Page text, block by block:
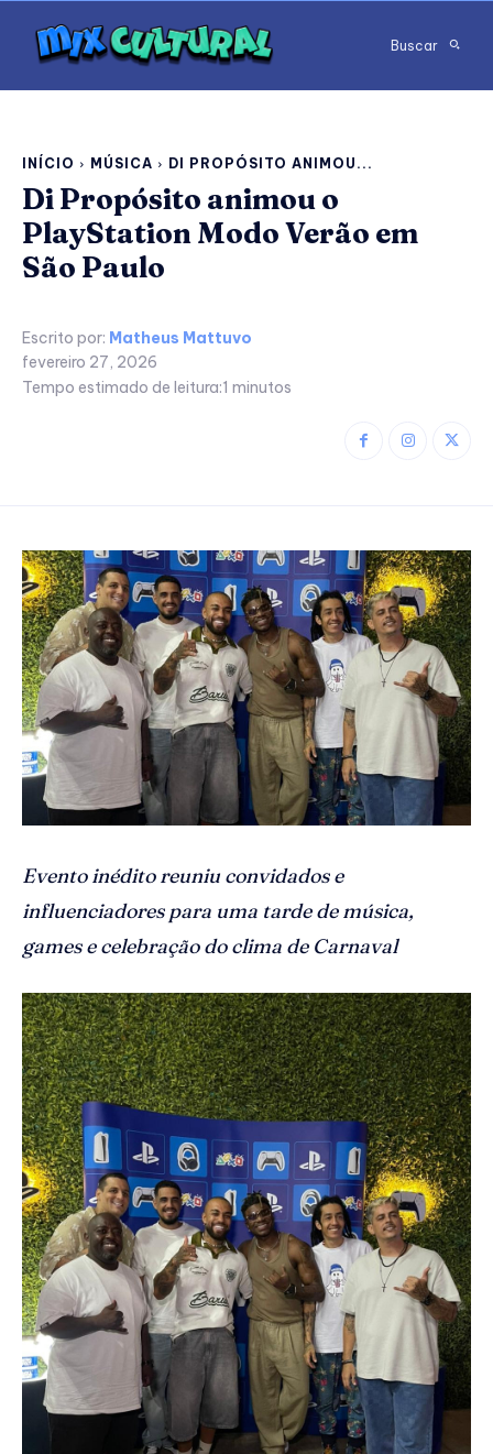
Buscar
INÍCIO MÚSICA DI PROPÓSITO ANIMOU...
Di Propósito animou o
PlayStation Modo Verão em
São Paulo
Escrito por: Matheus Mattuvo
fevereiro 27, 2026
Tempo estimado de leitura:1 minutos
Evento inédito reuniu convidados e
influenciadores para uma tarde de música,
games e celebração do clima de Carnaval